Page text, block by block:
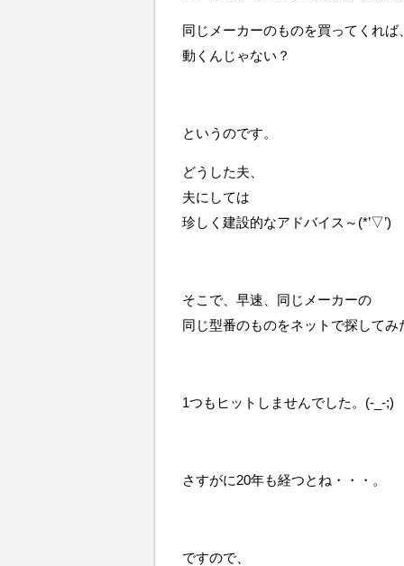
同じメーカーのものを買ってくれば
動くんじゃない？
というのです。
どうした夫、
夫にしては
珍しく建設的なアドバイス～(*’▽’)
そこで、早速、同じメーカーの
同じ型番のものをネットで探してみ
1つもヒットしませんでした。(-_-;)
さすがに20年も経つとね・・・。
ですので、